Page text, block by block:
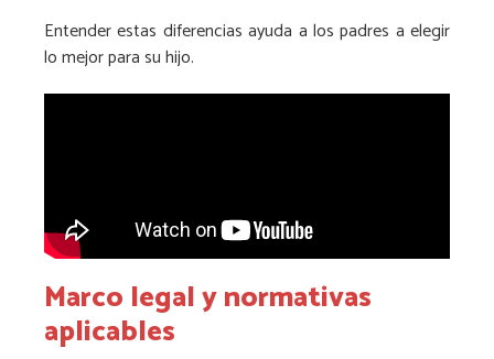
Entender estas diferencias ayuda a los padres a elegir
lo mejor para su hijo.
Marco legal y normativas
aplicables